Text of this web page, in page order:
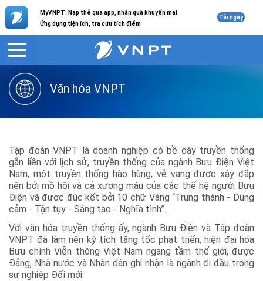
MyVNPT: Nạp thẻ qua app, nhận quà khuyến mại
Ứng dụng tiện ích, tra cứu tích điểm
Tải ngay
Giới thiệu Liên hệ
Văn hóa VNPT
Tập đoàn VNPT là doanh nghiệp có bề dày truyền thống
gắn liền với lịch sử, truyền thống của ngành Bưu Điện Việt
Nam, một truyền thống hào hùng, vẻ vang được xây đắp
nên bởi mồ hôi và cả xương máu của các thế hệ người Bưu
Điện và được đúc kết bởi 10 chữ Vàng “Trung thành - Dũng
cảm - Tận tụy - Sáng tạo - Nghĩa tình”.
Với văn hóa truyền thống ấy, ngành Bưu Điện và Tập đoàn
VNPT đã làm nên kỳ tích tăng tốc phát triển, hiện đại hóa
Bưu chính Viễn thông Việt Nam ngang tầm thế giới, được
Đảng, Nhà nước và Nhân dân ghi nhận là ngành đi đầu trong
sự nghiệp Đổi mới.